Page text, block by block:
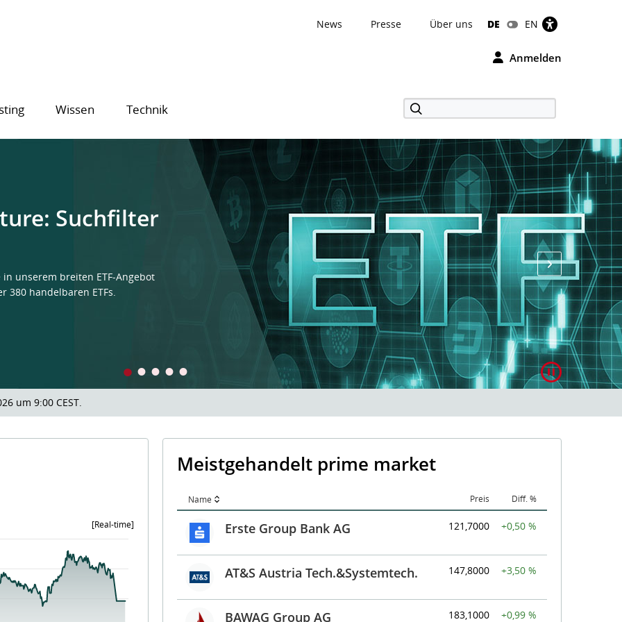
News Presse Über uns DE EN
Anmelden
Wissen Technik
Suchfilter
unserem breiten ETF-Angebot
380 handelbaren ETFs.
um 9:00 CEST.
[Real-time]
2026-08-06 09:00:58 to 2026-08-06 17:50:01.
from 16840.07 to 17029.51.
Meistgehandelt prime market
Name Preis Diff. %
Erste Group Bank AG 121,7000 +0,50 %
AT&S Austria Tech.&Systemtech. 147,8000 +3,50 %
BAWAG Group AG 183,1000 +0,99 %